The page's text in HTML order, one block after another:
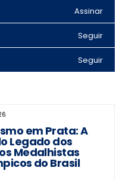
Assinar
Seguir
Seguir
em Prata: A
Legado dos
Medalhistas
do Brasil